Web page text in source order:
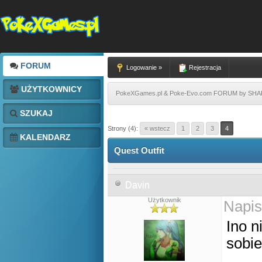
FORUM
UŻYTKOWNICY
SZUKAJ
KALENDARZ
Logowanie » Rejestracja
PokeXGames.pl & Poke-Evo.com FORUM by
Strony (4): « wstecz 1 2 3 4
Quest Outfit
Davin
Użytkownik
Ino